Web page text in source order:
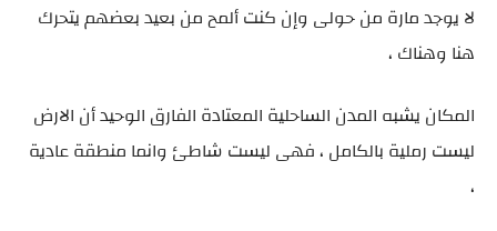
لا يوجد مارة من حولى وإن كنت ألمح من بعيد بعضهم يتحرك
هنا وهناك ،
المكان يشبه المدن الساحلية المعتادة الفارق الوحيد أن الارض
ليست رملية بالكامل ، فهى ليست شاطئ وانما منطقة عادية
،